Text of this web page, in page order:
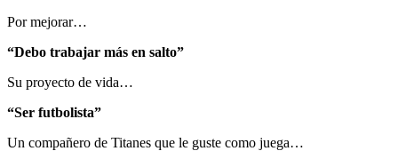
Por mejorar…
“Debo trabajar más en salto”
Su proyecto de vida…
“Ser futbolista”
Un compañero de Titanes que le guste como juega…